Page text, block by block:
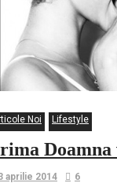
Noi Lifestyle
Doamna
aprilie 2014 6